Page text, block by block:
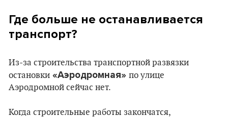
Где больше не останавливается
транспорт?
Из-за строительства транспортной развязки
остановки «Аэродромная» по улице
Аэродромной сейчас нет.
Когда строительные работы закончатся,